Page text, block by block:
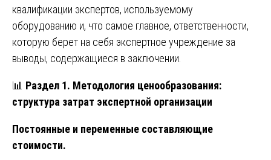
квалификации экспертов, используемому
оборудованию и, что самое главное, ответственности,
которую берет на себя экспертное учреждение за
выводы, содержащиеся в заключении.
📊 Раздел 1. Методология ценообразования:
структура затрат экспертной организации
Постоянные и переменные составляющие
стоимости.